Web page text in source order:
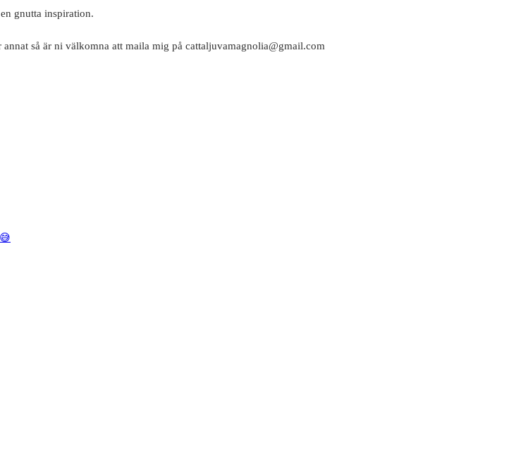
en gnutta inspiration.
så är ni välkomna att maila mig på cattaljuvamagnolia@gmail.com